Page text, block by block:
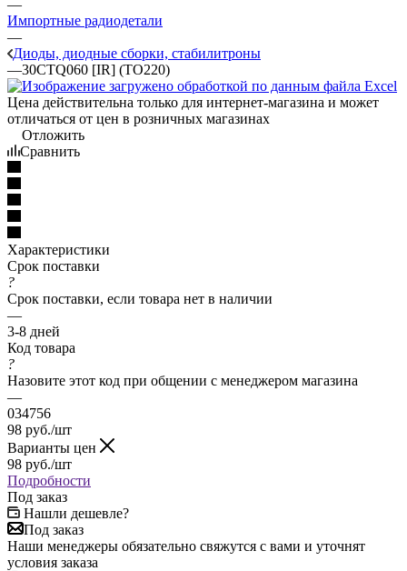
—
Импортные радиодетали
—
Диоды, диодные сборки, стабилитроны
—30CTQ060 [IR] (TO220)
Цена действительна только для интернет-магазина и может
отличаться от цен в розничных магазинах
Отложить
Сравнить
Характеристики
Срок поставки
?
Срок поставки, если товара нет в наличии
—
3-8 дней
Код товара
?
Назовите этот код при общении с менеджером магазина
—
034756
98 руб./шт
Варианты цен
98 руб./шт
Подробности
Под заказ
Нашли дешевле?
Под заказ
Наши менеджеры обязательно свяжутся с вами и уточнят
условия заказа